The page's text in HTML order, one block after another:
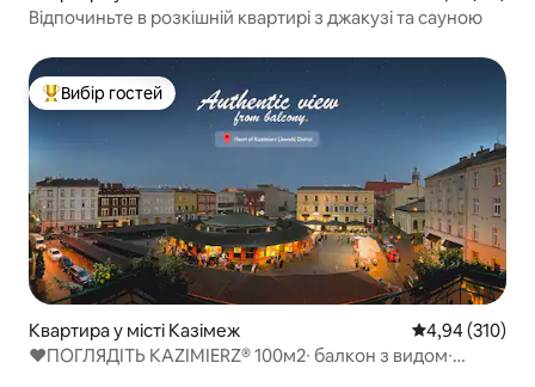
Відпочиньте в розкішній квартирі з джакузі та сауною
Топ вибір гостей
Вибір гостей
Квартира у місті Казімеж Середня
4,94 (310)
♥ПОГЛЯДІТЬ KAZIMIERZ® 100м2∙ балкон з видом∙